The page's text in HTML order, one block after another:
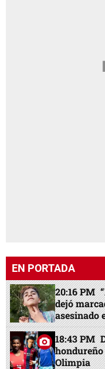
EN PORTADA
20:16 PM
dejó
asesinado
18:43 PM
Olimpia